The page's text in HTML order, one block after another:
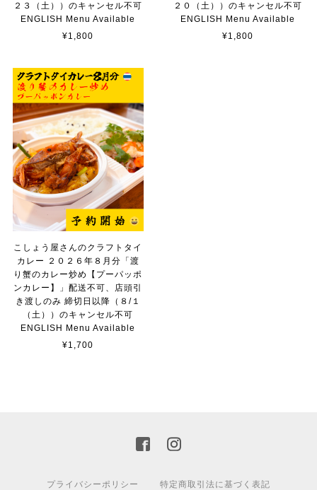
２３（土））のキャンセル不可
ENGLISH Menu Available
¥1,800
２０（土））のキャンセル不可
ENGLISH Menu Available
¥1,800
こしょう屋さんのクラフトタイ
カレー ２０２６年８月分「渡
り蟹のカレー炒め【プーパッポ
ンカレー】」配送不可、店頭引
き渡しのみ 締切日以降（８/１
（土））のキャンセル不可
ENGLISH Menu Available
¥1,700
プライバシーポリシー 特定商取引法に基づく表記